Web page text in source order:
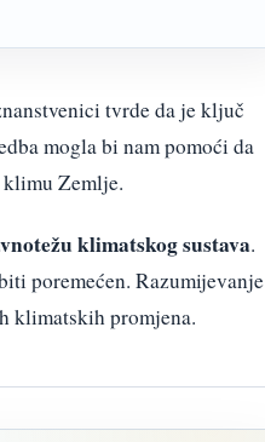
tvrde da je ključ
mogla bi nam pomoći da
Zemlje.
klimatskog sustava.
poremećen. Razumijevanje
klimatskih promjena.